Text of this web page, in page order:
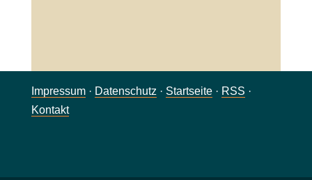
Impressum· Datenschutz · Startseite· RSS ·
Kontakt